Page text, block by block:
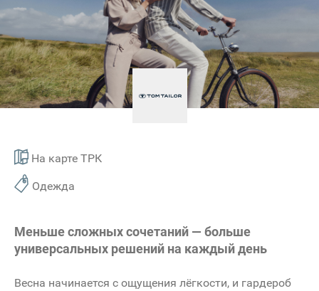
На карте ТРК
Одежда
Меньше сложных сочетаний — больше
универсальных решений на каждый день
Весна начинается с ощущения лёгкости, и гардероб